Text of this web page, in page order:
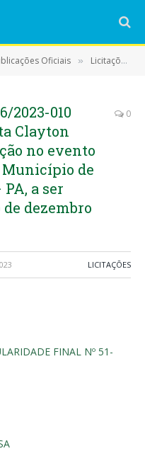
Oficiais » Licitações
2023-010
Clayton
no evento
Município de
a ser
de dezembro
0
LICITAÇÕES
FINAL Nº 51-